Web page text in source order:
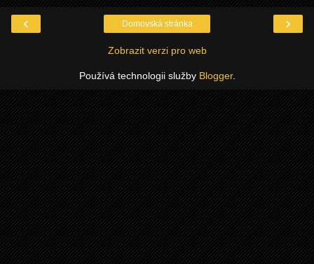
‹ ›
Domovská stránka
Zobrazit verzi pro web
Používá technologii služby Blogger.